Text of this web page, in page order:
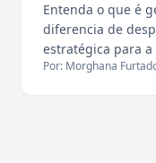
Entenda o que é
diferencia de
estratégica para a
Por: Morghana